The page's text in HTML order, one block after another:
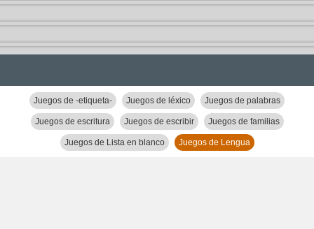
Juegos de -etiqueta- Juegos de léxico Juegos de palabras
Juegos de escritura Juegos de escribir Juegos de familias
Juegos de Lista en blanco Juegos de Lengua